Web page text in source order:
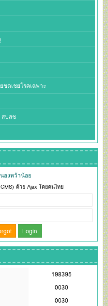
ดเชยโรคเฉพาะ
สปสช
องหว้าน้อย
ด้วย Ajax โดยคนไทย
198395
0030
0030